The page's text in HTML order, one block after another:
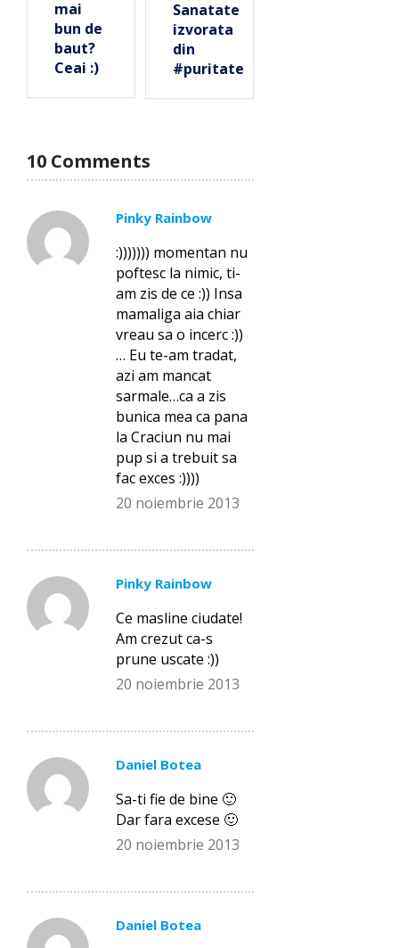
mai
bun de
baut?
Ceai :)
Sanatate
izvorata
din
#puritate
10 Comments
Pinky Rainbow
:))))))) momentan nu
poftesc la nimic, ti-
am zis de ce :)) Insa
mamaliga aia chiar
vreau sa o incerc :))
… Eu te-am tradat,
azi am mancat
sarmale…ca a zis
bunica mea ca pana
la Craciun nu mai
pup si a trebuit sa
fac exces :))))
20 noiembrie 2013
Pinky Rainbow
Ce masline ciudate!
Am crezut ca-s
prune uscate :))
20 noiembrie 2013
Daniel Botea
Sa-ti fie de bine 🙂
Dar fara excese 🙂
20 noiembrie 2013
Daniel Botea